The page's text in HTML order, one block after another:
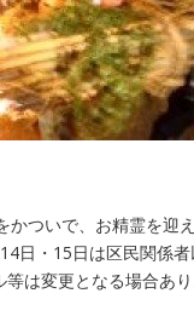
ついで、お精霊を迎
日・15日は区民関係
は変更となる場合あり